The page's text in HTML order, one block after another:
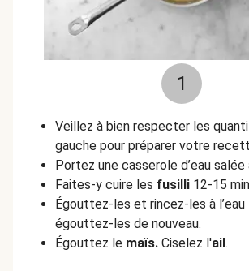
1
Veillez à bien respecter les
gauche pour préparer votre
Portez une casserole d’eau salée
Faites-y cuire les fusilli 12-15
Égouttez-les et rincez-les à l’eau
égouttez-les de nouveau.
Égouttez le maïs. Ciselez l'ail.